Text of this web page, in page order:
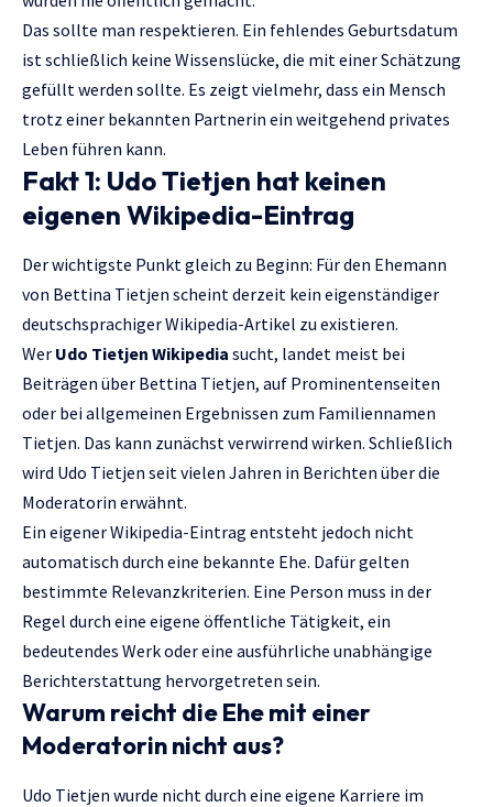
Das sollte man respektieren. Ein fehlendes Geburtsdatum
ist schließlich keine Wissenslücke, die mit einer Schätzung
gefüllt werden sollte. Es zeigt vielmehr, dass ein Mensch
trotz einer bekannten Partnerin ein weitgehend privates
Leben führen kann.
Fakt 1: Udo Tietjen hat keinen
eigenen Wikipedia-Eintrag
Der wichtigste Punkt gleich zu Beginn: Für den Ehemann
von Bettina Tietjen scheint derzeit kein eigenständiger
deutschsprachiger Wikipedia-Artikel zu existieren.
Wer Udo Tietjen Wikipedia sucht, landet meist bei
Beiträgen über Bettina Tietjen, auf Prominentenseiten
oder bei allgemeinen Ergebnissen zum Familiennamen
Tietjen. Das kann zunächst verwirrend wirken. Schließlich
wird Udo Tietjen seit vielen Jahren in Berichten über die
Moderatorin erwähnt.
Ein eigener Wikipedia-Eintrag entsteht jedoch nicht
automatisch durch eine bekannte Ehe. Dafür gelten
bestimmte Relevanzkriterien. Eine Person muss in der
Regel durch eine eigene öffentliche Tätigkeit, ein
bedeutendes Werk oder eine ausführliche unabhängige
Berichterstattung hervorgetreten sein.
Warum reicht die Ehe mit einer
Moderatorin nicht aus?
Udo Tietjen wurde nicht durch eine eigene Karriere im